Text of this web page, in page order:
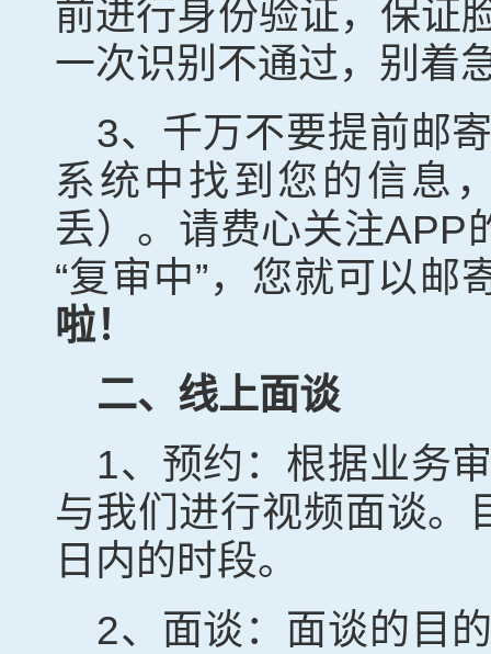
前进行身份验证，保证
一次识别不通过，别着
3、千万不要提前邮
系统中找到您的信息
丢）。请费心关注APP
“复审中”，您就可以邮
啦！
二、线上面谈
1、预约 ： 根据业务
与我们进行视频面谈。
日内的时段。
2、面谈 ： 面谈的目